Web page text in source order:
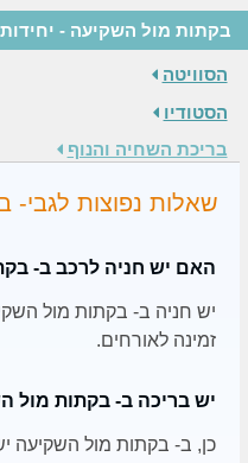
בקתות מול השקיעה -
הסוויטה
הסטודיו
בריכת השחיה והנוף
שאלות נפוצות
האם יש חניה לרכב ב-
יש חניה ב- בקתות מול
זמינה לאורחים.
יש בריכה ב- בקתות מול
כן, ב- בקתות מול השקיעה